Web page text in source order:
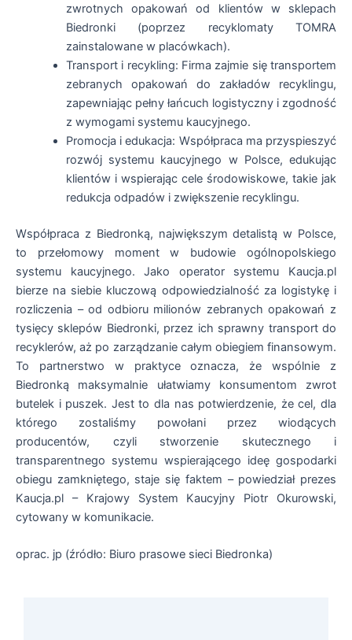
zwrotnych opakowań od klientów w sklepach
Biedronki (poprzez recyklomaty TOMRA
zainstalowane w placówkach).
Transport i recykling: Firma zajmie się transportem
zebranych opakowań do zakładów recyklingu,
zapewniając pełny łańcuch logistyczny i zgodność
z wymogami systemu kaucyjnego.
Promocja i edukacja: Współpraca ma przyspieszyć
rozwój systemu kaucyjnego w Polsce, edukując
klientów i wspierając cele środowiskowe, takie jak
redukcja odpadów i zwiększenie recyklingu.
Współpraca z Biedronką, największym detalistą w Polsce,
to przełomowy moment w budowie ogólnopolskiego
systemu kaucyjnego. Jako operator systemu Kaucja.pl
bierze na siebie kluczową odpowiedzialność za logistykę i
rozliczenia – od odbioru milionów zebranych opakowań z
tysięcy sklepów Biedronki, przez ich sprawny transport do
recyklerów, aż po zarządzanie całym obiegiem finansowym.
To partnerstwo w praktyce oznacza, że wspólnie z
Biedronką maksymalnie ułatwiamy konsumentom zwrot
butelek i puszek. Jest to dla nas potwierdzenie, że cel, dla
którego zostaliśmy powołani przez wiodących
producentów, czyli stworzenie skutecznego i
transparentnego systemu wspierającego ideę gospodarki
obiegu zamkniętego, staje się faktem – powiedział prezes
Kaucja.pl – Krajowy System Kaucyjny Piotr Okurowski,
cytowany w komunikacie.
oprac. jp (źródło: Biuro prasowe sieci Biedronka)